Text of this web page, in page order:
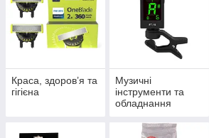
Краса, здоров’я та
гігієна
Музичні
інструменти та
обладнання